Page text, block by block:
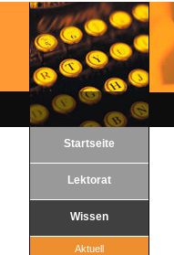
Startseite
Lektorat
Wissen
Aktuell